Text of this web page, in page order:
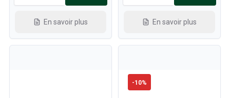
En savoir plus En savoir plus
-10%